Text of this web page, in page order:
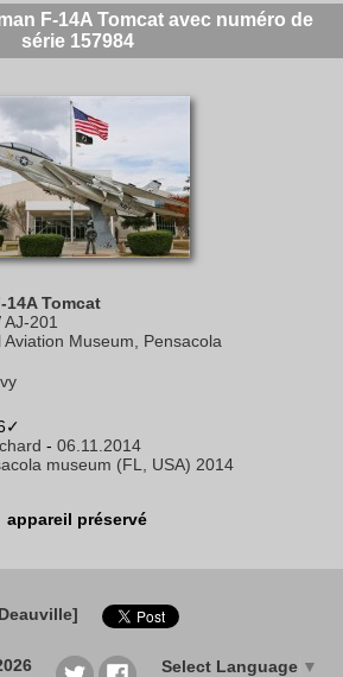
F-14A Tomcat avec numéro de
série 157984
14A Tomcat
AJ-201
Aviation Museum, Pensacola
- 06.11.2014
museum (FL, USA) 2014
appareil préservé
Select Language ▼